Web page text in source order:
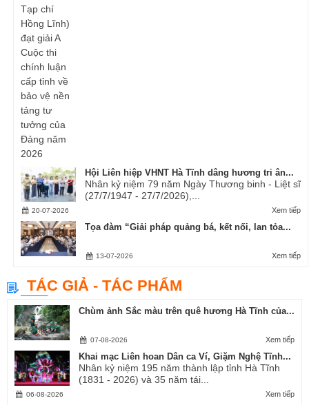
Hội Liên hiệp VHNT Hà Tĩnh dâng hương tri ân...
Nhân kỷ niệm 79 năm Ngày Thương binh - Liệt sĩ
(27/7/1947 - 27/7/2026),...
Xem tiếp
20-07-2026
Tọa đàm “Giải pháp quảng bá, kết nối, lan tỏa...
Xem tiếp
13-07-2026
TÁC GIẢ - TÁC PHẨM
Chùm ảnh Sắc màu trên quê hương Hà Tĩnh của...
Xem tiếp
07-08-2026
Khai mạc Liên hoan Dân ca Ví, Giặm Nghệ Tĩnh...
Nhân kỷ niệm 195 năm thành lập tỉnh Hà Tĩnh
(1831 - 2026) và 35 năm tái...
Xem tiếp
06-08-2026